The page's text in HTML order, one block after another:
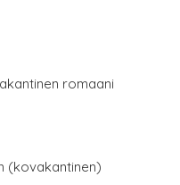
romaani
(kovakantinen)